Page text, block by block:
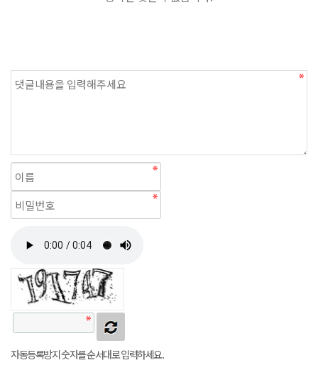
자동등록방지 숫자를 순서대로 입력하세요.